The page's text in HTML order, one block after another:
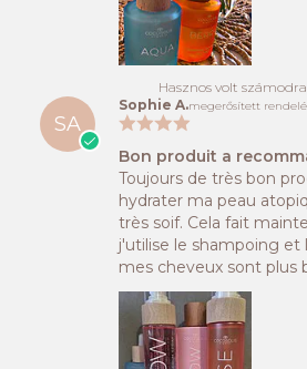
Hasznos volt
SA
Sophie A.megerősített
Bon produit a
Toujours de très bon
hydrater ma peau
très soif. Cela fait
j'utilise le shampoing et
mes cheveux sont plus